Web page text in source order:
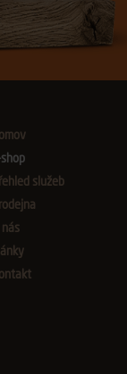
shop
služeb
nás